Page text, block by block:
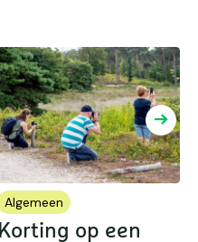
Algemeen
Korting op een